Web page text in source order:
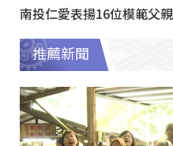
南投仁愛表揚16位模範父
推薦新聞